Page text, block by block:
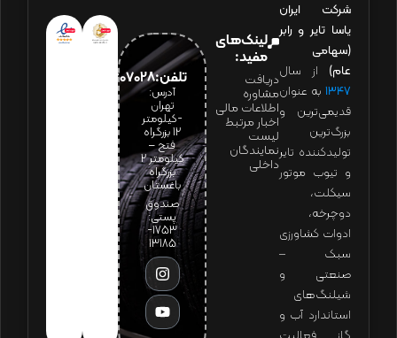
شرکت ایران
یاسا تایر و رابر
(سهامی
عام) از سال
۱۳۴۷ به عنوان
قدیمی‌ترین و
بزرگ‌ترین
تولیدکننده تایر
و تیوب موتور
سیکلت،
دوچرخه،
ادوات کشاورزی
سبک –
صنعتی و
شیلنگ‌های
استاندارد آب و
لینک‌های
مفید:
دریافت
مشاوره
اطلاعات مالی
اخبار مرتبط
لیست
نمایندگان
داخلی
تلفن:65607028(021)
آدرس:
تهران
-کیلومتر
12 بزرگراه
فتح –
کیلومتر ۲
بزرگراه
باغستان
صندوق
پستی:
1753-
13185